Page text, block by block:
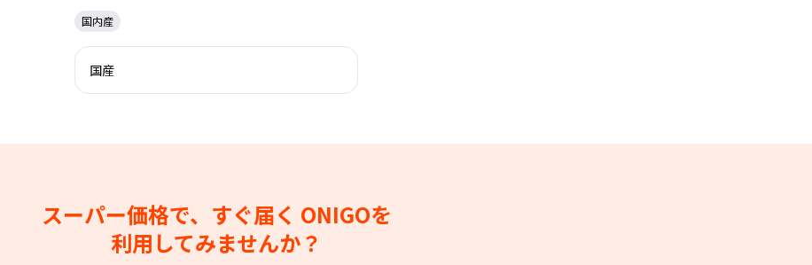
国内産
国産
スーパー価格で、すぐ届く ONIGOを
利用してみませんか？